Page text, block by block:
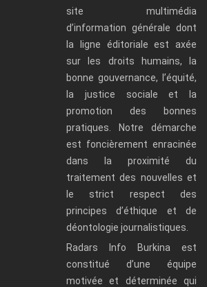
site multimédia
d’information générale dont
la ligne éditoriale est axée
sur les droits humains, la
bonne gouvernance, l’équité,
la justice sociale et la
promotion des bonnes
pratiques. Notre démarche
est foncièrement enracinée
dans la proximité du
traitement des nouvelles et
le strict respect des
principes d’éthique et de
déontologie journalistiques.
Radars Info Burkina est
constitué d’une équipe
motivée et déterminée qui